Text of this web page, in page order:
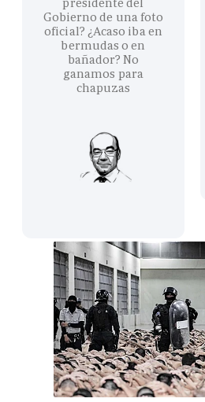
presidente del
Gobierno de una foto
oficial? ¿Acaso iba en
bermudas o en
bañador? No
ganamos para
chapuzas